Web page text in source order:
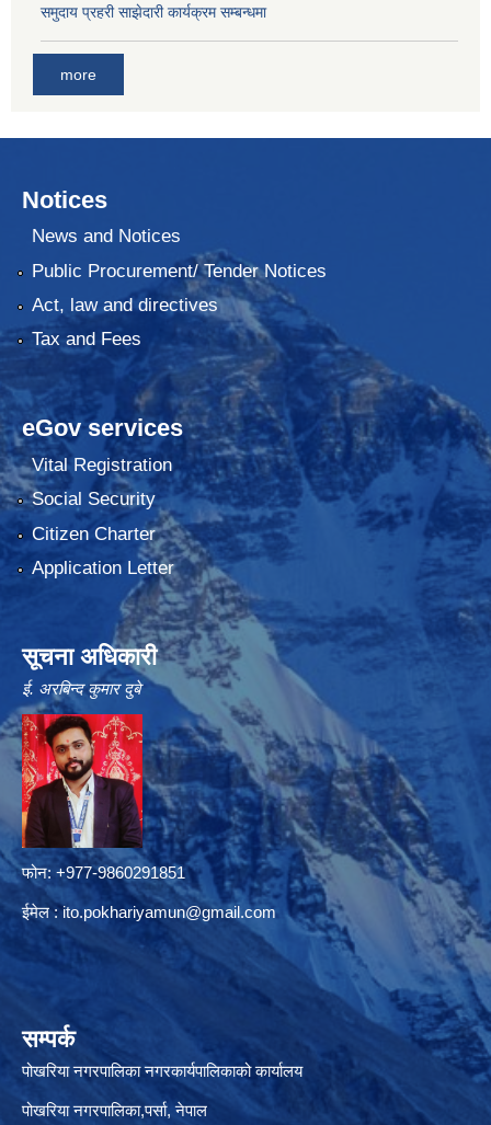
समुदाय प्रहरी साझेदारी कार्यक्रम सम्बन्धमा
more
Notices
News and Notices
Public Procurement/ Tender Notices
Act, law and directives
Tax and Fees
eGov services
Vital Registration
Social Security
Citizen Charter
Application Letter
सूचना अधिकारी
ई. अरबिन्द कुमार दुबे
फोन: +977-9860291851
ईमेल :ito.pokhariyamun@gmail.com
सम्पर्क
पोखरिया नगरपालिका नगरकार्यपालिकाको कार्यालय
पोखरिया नगरपालिका,पर्सा, नेपाल